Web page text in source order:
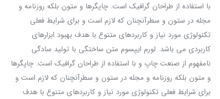
با استفاده از طراحان گرافیک است. چاپگرها و متون بلکه روزنامه و
مجله در ستون و سطرآنچنان که لازم است و برای شرایط فعلی
تکنولوژی مورد نیاز و کاربردهای متنوع با هدف بهبود ابزارهای
کاربردی می باشد. لورم ایپسوم متن ساختگی با تولید سادگی
نامفهوم از صنعت چاپ و با استفاده از طراحان گرافیک است. چاپگرها
و متون بلکه روزنامه و مجله در ستون و سطرآنچنان که لازم است و
برای شرایط فعلی تکنولوژی مورد نیاز و کاربردهای متنوع با هدف